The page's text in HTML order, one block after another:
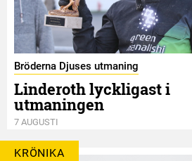
Bröderna Djuses utmaning
Linderoth lyckligast i
utmaningen
7 AUGUSTI
KRÖNIKA